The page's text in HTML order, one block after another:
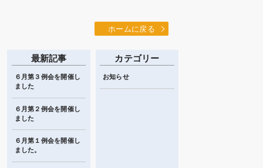
ホームに戻る
最新記事
６月第３例会を開催し
ました
６月第２例会を開催し
ました
６月第１例会を開催し
ました。
カテゴリー
お知らせ